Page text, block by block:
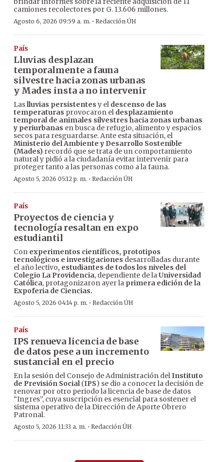
camiones recolectores por G. 13.606 millones.
Agosto 6, 2026 09:59 a. m. · Redacción ÚH
País
Lluvias desplazan
temporalmente a fauna
silvestre hacia zonas urbanas
y Mades insta a no intervenir
Laslluvias persistentes y el descenso de las
temperaturas provocaron el desplazamiento
temporal de animales silvestres hacia zonas urbanas
y periurbanas en busca de refugio, alimento y espacios
secos para resguardarse. Ante esta situación, el
Ministerio del Ambiente y Desarrollo Sostenible
(Mades) recordó que se trata de un comportamiento
natural y pidió a la ciudadanía evitar intervenir para
proteger tanto a las personas como a la fauna.
Agosto 5, 2026 05:12 p. m. · Redacción ÚH
País
Proyectos de ciencia y
tecnología resaltan en expo
estudiantil
Con experimentos científicos, prototipos
tecnológicos e investigaciones desarrolladas durante
el año lectivo, estudiantes de todos los niveles del
Colegio La Providencia, dependiente de laUniversidad
Católica, protagonizaron ayer la primera edición de la
Expoferia de Ciencias.
Agosto 5, 2026 04:14 p. m. · Redacción ÚH
País
IPS renueva licencia de base
de datos pese a un incremento
sustancial en el precio
En la sesión del Consejo de Administración delInstituto
de Previsión Social(IPS) se dio a conocer la decisión de
renovar por otro periodo la licencia de base de datos
“Ingres”, cuya suscripción es esencial para sostener el
sistema operativo de la Dirección de Aporte Obrero
Patronal.
Agosto 5, 2026 11:33 a. m. · Redacción ÚH